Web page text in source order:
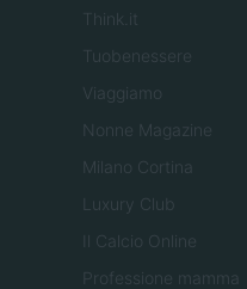
Think.it
Tuobenessere
Viaggiamo
Nonne Magazine
Milano Cortina
Luxury Club
Il Calcio Online
Professione mamma